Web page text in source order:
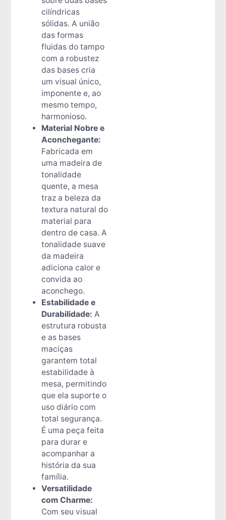
cilíndricas
sólidas. A união
das formas
fluidas do tampo
com a robustez
das bases cria
um visual único,
imponente e, ao
mesmo tempo,
harmonioso.
Material Nobre e
Aconchegante:
Fabricada em
uma madeira de
tonalidade
quente, a mesa
traz a beleza da
textura natural do
material para
dentro de casa. A
tonalidade suave
da madeira
adiciona calor e
convida ao
aconchego.
Estabilidade e
Durabilidade: A
estrutura robusta
e as bases
maciças
garantem total
estabilidade à
mesa, permitindo
que ela suporte o
uso diário com
total segurança.
É uma peça feita
para durar e
acompanhar a
história da sua
família.
Versatilidade
com Charme:
Com seu visual